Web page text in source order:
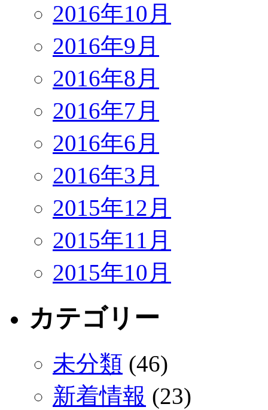
2016年10月
2016年9月
2016年8月
2016年7月
2016年6月
2016年3月
2015年12月
2015年11月
2015年10月
カテゴリー
未分類 (46)
新着情報 (23)